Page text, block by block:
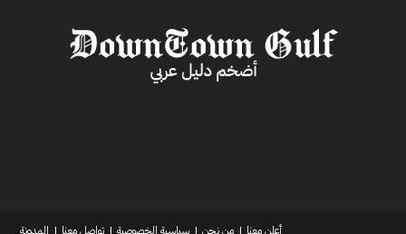
أعلن معنا من نحن سياسية الخصوصية تواصل معنا المدونة